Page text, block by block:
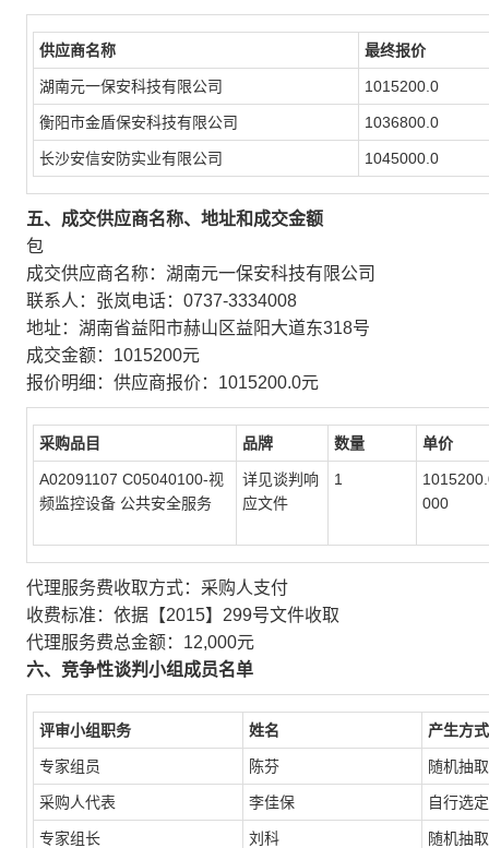
供应商名称 最终报价
湖南元一保安科技有限公司 1015200.0
衡阳市金盾保安科技有限公司 1036800.0
长沙安信安防实业有限公司 1045000.0
五、成交供应商名称、地址和成交金额
包
成交供应商名称：湖南元一保安科技有限公司
联系人：张岚电话：0737-3334008
地址：湖南省益阳市赫山区益阳大道东318号
成交金额：1015200元
报价明细：供应商报价：1015200.0元
采购品目 品牌 数量 单价
A02091107 C05040100-视
频监控设备 公共安全服务
详见谈判响
应文件
1
000
代理服务费收取方式：采购人支付
收费标准：依据【2015】299号文件收取
代理服务费总金额：12,000元
六、竞争性谈判小组成员名单
评审小组职务 姓名 产生方式
专家组员 陈芬 随机抽取
采购人代表 李佳保 自行选定
专家组长 刘科 随机抽取